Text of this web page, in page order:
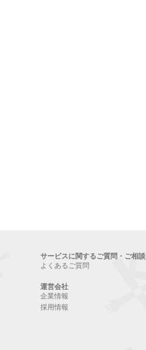
サービスに関するご質問・ご相談
よくあるご質問
運営会社
企業情報
採用情報